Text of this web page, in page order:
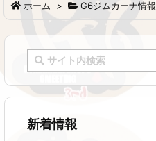
ホーム > G6ジムカーナ情報
新着情報